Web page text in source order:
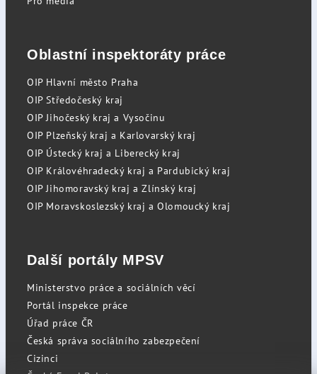
Oblastní inspektoráty práce
OIP Hlavní město Praha
OIP Středočeský kraj
OIP Jihočeský kraj a Vysočinu
OIP Plzeňský kraj a Karlovarský kraj
OIP Ústecký kraj a Liberecký kraj
OIP Královéhradecký kraj a Pardubický kraj
OIP Jihomoravský kraj a Zlínský kraj
OIP Moravskoslezský kraj a Olomoucký kraj
Další portály MPSV
Ministerstvo práce a sociálních věcí
Portál inspekce práce
Úřad práce ČR
Česká správa sociálního zabezpečení
Cizinci